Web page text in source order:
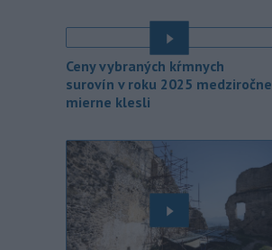
Bratislave, Komárne a Štúrove v
prvom polroku 2026 zaznamenali
spolu 1827 pristátí osobných
kajutových a výletných plavidiel.
amerického Senátu vo štvrtok
označil lekára Anthonyho Fauciho za
osobu brániacu vyšetrovacím
právomociam Kongresu.
17:14
Jemenskí povstalci húsíovia
Ceny vybraných kŕmnych
surovín v roku 2025 medziročne
mierne klesli